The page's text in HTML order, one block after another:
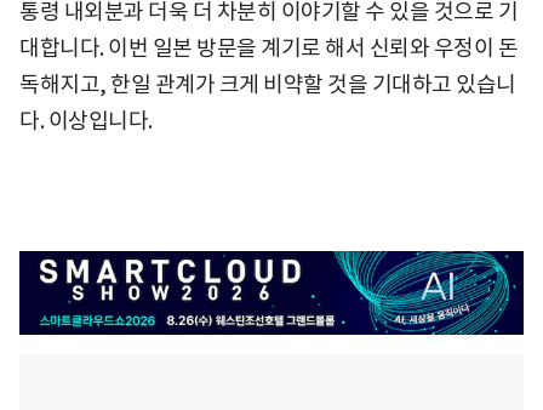
통령 내외분과 더욱 더 차분히 이야기할 수 있을 것으로 기
대합니다. 이번 일본 방문을 계기로 해서 신뢰와 우정이 돈
독해지고, 한일 관계가 크게 비약할 것을 기대하고 있습니
다. 이상입니다.